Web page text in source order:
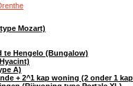
Mozart)
te Hengelo (Bungalow)
A)
+ 2^1 kap woning (2 onder 1